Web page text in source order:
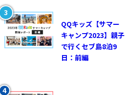
QQキッズ【サマー
キャンプ2023】親子
で行くセブ島8泊9
日：前編